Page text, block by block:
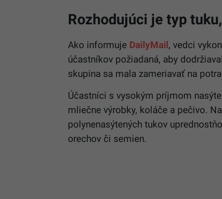
Rozhodujúci je typ
Ako informuje DailyMail, vedci
účastníkov požiadaná, aby
skupina sa mala zameriavať na
Účastníci s vysokým príjmom
mliečne výrobky, koláče a pečivo.
polynenasýtených tukov
orechov či semien.